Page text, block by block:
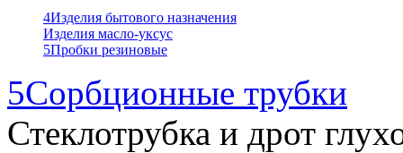
4Изделия бытового назначения
Изделия масло-уксус
5Пробки резиновые
5Сорбционные трубки
Стеклотрубка и дрот